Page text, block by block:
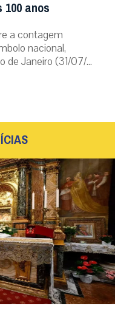
anos
a contagem
nacional,
de Janeiro (31/07/...